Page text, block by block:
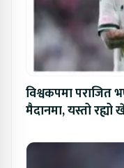
विश्वकपमा पराजित
मैदानमा, यस्तो रह्यो